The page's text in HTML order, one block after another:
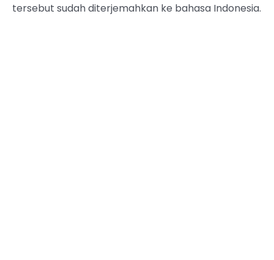
tersebut sudah diterjemahkan ke bahasa Indonesia.